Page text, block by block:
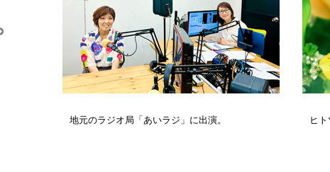
地元のラジオ局「あいラジ」に出演。 ヒ